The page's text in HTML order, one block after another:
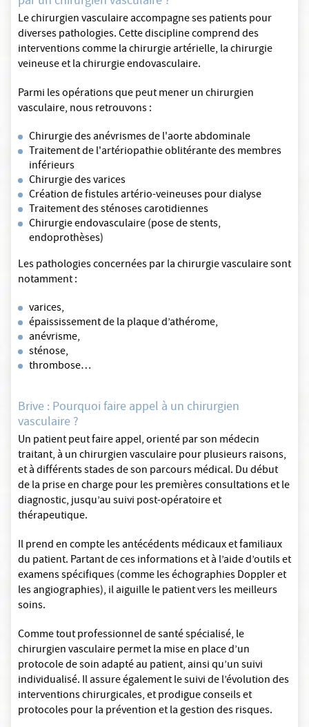
Le chirurgien vasculaire accompagne ses patients pour
diverses pathologies. Cette discipline comprend des
interventions comme la chirurgie artérielle, la chirurgie
veineuse et la chirurgie endovasculaire.
Parmi les opérations que peut mener un chirurgien
vasculaire, nous retrouvons :
Chirurgie des anévrismes de l'aorte abdominale
Traitement de l'artériopathie oblitérante des membres
inférieurs
Chirurgie des varices
Création de fistules artério-veineuses pour dialyse
Traitement des sténoses carotidiennes
Chirurgie endovasculaire (pose de stents,
endoprothèses)
Les pathologies concernées par la chirurgie vasculaire sont
notamment :
varices,
épaississement de la plaque d’athérome,
anévrisme,
sténose,
thrombose…
Brive : Pourquoi faire appel à un chirurgien
vasculaire ?
Un patient peut faire appel, orienté par son médecin
traitant, à un chirurgien vasculaire pour plusieurs raisons,
et à différents stades de son parcours médical. Du début
de la prise en charge pour les premières consultations et le
diagnostic, jusqu’au suivi post-opératoire et
thérapeutique.
Il prend en compte les antécédents médicaux et familiaux
du patient. Partant de ces informations et à l’aide d’outils et
examens spécifiques (comme les échographies Doppler et
les angiographies), il aiguille le patient vers les meilleurs
soins.
Comme tout professionnel de santé spécialisé, le
chirurgien vasculaire permet la mise en place d’un
protocole de soin adapté au patient, ainsi qu’un suivi
individualisé. Il assure également le suivi de l’évolution des
interventions chirurgicales, et prodigue conseils et
protocoles pour la prévention et la gestion des risques.